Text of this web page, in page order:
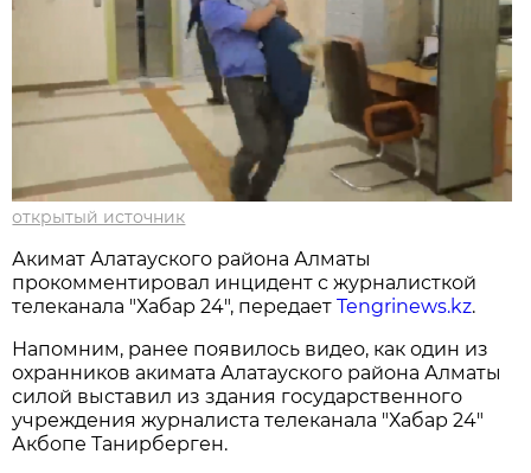
открытый источник
Акимат Алатауского района Алматы
прокомментировал инцидент с журналисткой
телеканала "Хабар 24", передаетTengrinews.kz.
Напомним, ранее появилось видео, как один из
охранников акимата Алатауского района Алматы
силой выставил из здания государственного
учреждения журналиста телеканала "Хабар 24"
Акбопе Танирберген.